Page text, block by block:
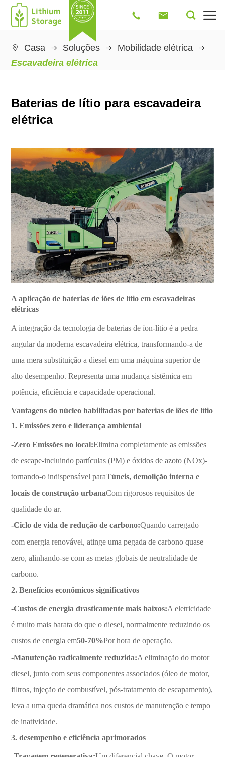
   
 Casa Soluções
Mobilidade elétrica
Escavadeira elétrica
Baterias de lítio para escavadeira
elétrica
A aplicação de baterias de iões de lítio em escavadeiras
elétricas
A integração da tecnologia de baterias de íon-lítio é a pedra
angular da moderna escavadeira elétrica, transformando-a de
uma mera substituição a diesel em uma máquina superior de
alto desempenho. Representa uma mudança sistêmica em
potência, eficiência e capacidade operacional.
Vantagens do núcleo habilitadas por baterias de iões de lítio
1. Emissões zero e liderança ambiental
-Zero Emissões no local:Elimina completamente as emissões
de escape-incluindo partículas (PM) e óxidos de azoto (NOx)-
tornando-o indispensável paraTúneis, demolição interna e
locais de construção urbanaCom rigorosos requisitos de
qualidade do ar.
-Ciclo de vida de redução de carbono:Quando carregado
com energia renovável, atinge uma pegada de carbono quase
zero, alinhando-se com as metas globais de neutralidade de
carbono.
2. Benefícios econômicos significativos
-Custos de energia drasticamente mais baixos:A eletricidade
é muito mais barata do que o diesel, normalmente reduzindo os
custos de energia em50-70%Por hora de operação.
-Manutenção radicalmente reduzida:A eliminação do motor
diesel, junto com seus componentes associados (óleo de motor,
filtros, injeção de combustível, pós-tratamento de escapamento),
leva a uma queda dramática nos custos de manutenção e tempo
de inatividade.
3. desempenho e eficiência aprimorados